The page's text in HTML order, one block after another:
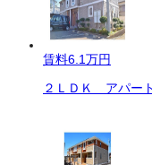
賃料6.1万円
２ＬＤＫ アパー